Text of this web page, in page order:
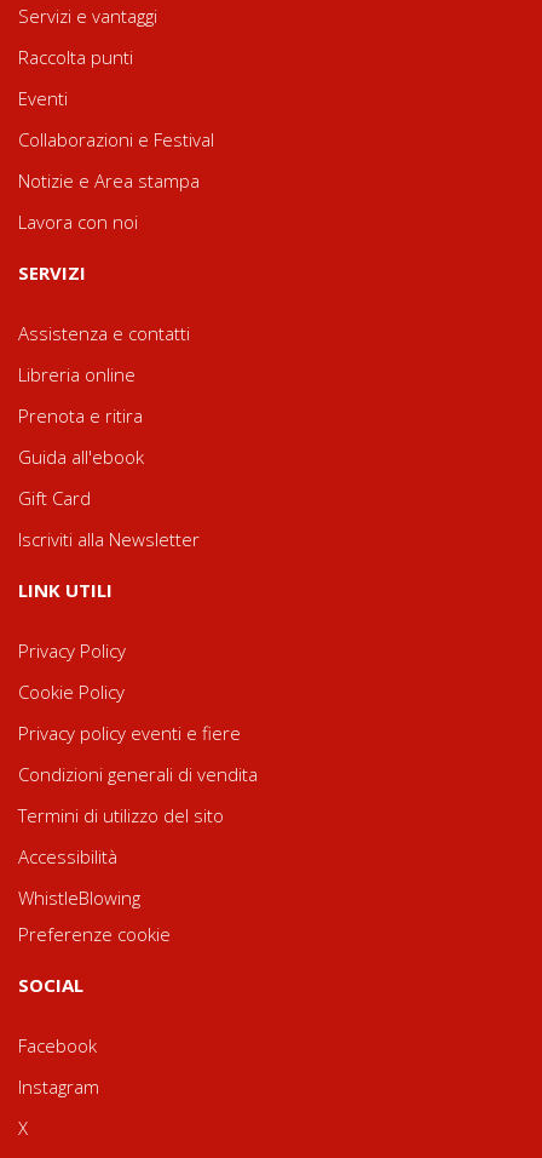
Servizi e vantaggi
Raccolta punti
Eventi
Collaborazioni e Festival
Notizie e Area stampa
Lavora con noi
SERVIZI
Assistenza e contatti
Libreria online
Prenota e ritira
Guida all'ebook
Gift Card
Iscriviti alla Newsletter
LINK UTILI
Privacy Policy
Cookie Policy
Privacy policy eventi e fiere
Condizioni generali di vendita
Termini di utilizzo del sito
Accessibilità
WhistleBlowing
Preferenze cookie
SOCIAL
Facebook
Instagram
X